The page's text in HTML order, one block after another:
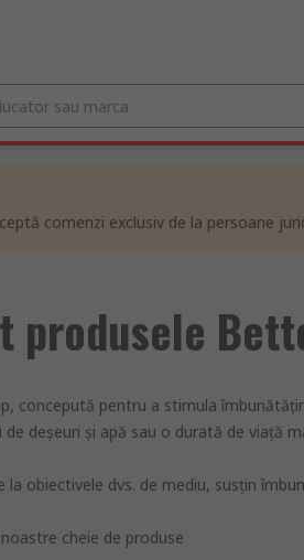
comenzi exclusiv de la persoane
produsele
concepută pentru a stimula
deșeuri și apă sau o durată de viață
obiectivele dvs. de mediu, susţin
cheie de produse